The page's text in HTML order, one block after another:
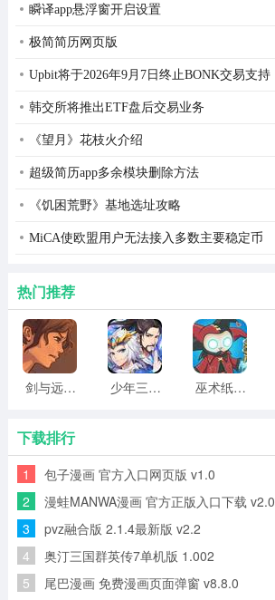
瞬译app悬浮窗开启设置
极简简历网页版
Upbit将于2026年9月7日终止BONK交易支持
韩交所将推出ETF盘后交易业务
《望月》花枝火介绍
超级简历app多余模块删除方法
《饥困荒野》基地选址攻略
MiCA使欧盟用户无法接入多数主要稳定币
热门推荐
剑与远行人全角色版 vv1.14 少年三国志2无限元宝版最新版 vv5.3.9 巫术纸牌游戏 vv1.1.14
下载排行
1 包子漫画 官方入口网页版 v1.0
2 漫蛙MANWA漫画 官方正版入口下载 v2.0
3 pvz融合版 2.1.4最新版 v2.2
4 奥汀三国群英传7单机版 1.002
5 尾巴漫画 免费漫画页面弹窗 v8.8.0